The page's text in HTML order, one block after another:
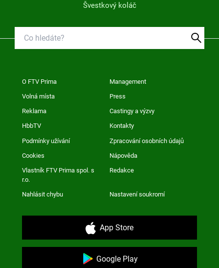
Švestkový koláč
O FTV Prima Management
Volná místa Press
Reklama Castingy a výzvy
HbbTV Kontakty
Podmínky užívání Zpracování osobních údajů
Cookies Nápověda
Vlastník FTV Prima spol. s
r.o.
Redakce
Nahlásit chybu Nastavení soukromí
App Store
Google Play